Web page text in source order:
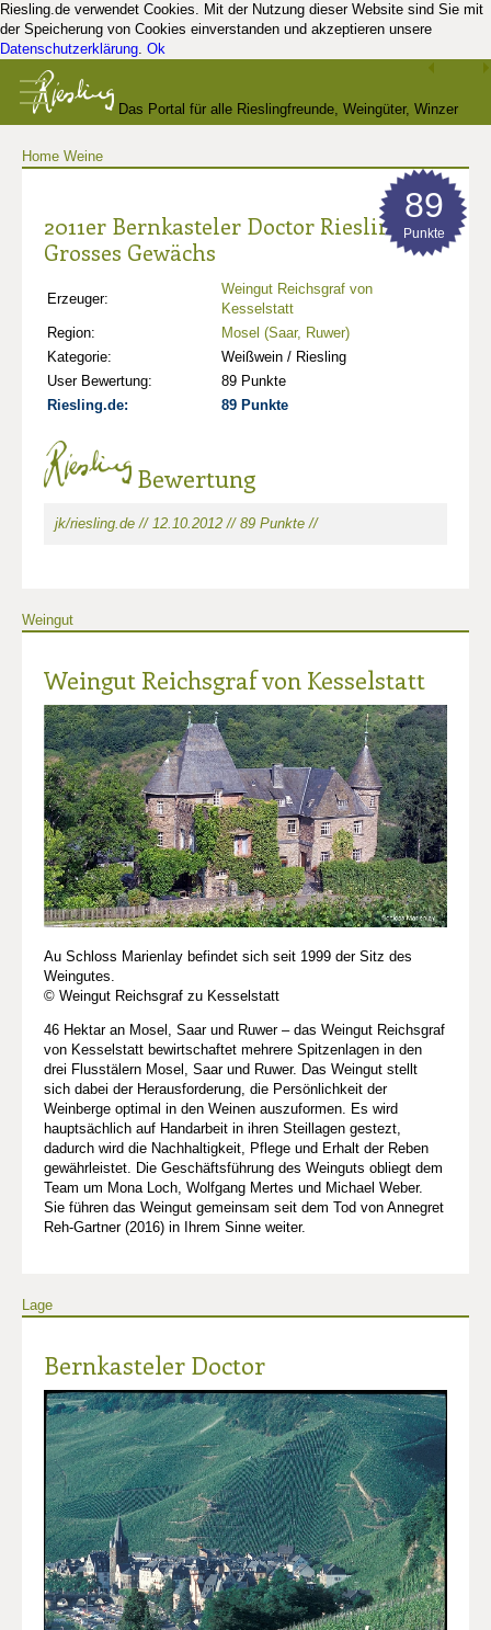
Riesling.de verwendet Cookies. Mit der Nutzung dieser Website sind Sie mit
der Speicherung von Cookies einverstanden und akzeptieren unsere
Datenschutzerklärung. Ok
Das Portal für alle Rieslingfreunde, Weingüter, Winzer
Home Weine
2011er Bernkasteler Doctor Riesling
Grosses Gewächs
Erzeuger:
Weingut Reichsgraf von
Kesselstatt
Region:
Mosel (Saar, Ruwer)
Kategorie:
Weißwein / Riesling
User Bewertung:
89 Punkte
Riesling.de:
89 Punkte
89
Punkte
Bewertung
jk/riesling.de // 12.10.2012 // 89 Punkte //
Weingut
Weingut Reichsgraf von Kesselstatt
Au Schloss Marienlay befindet sich seit 1999 der Sitz des
Weingutes.
© Weingut Reichsgraf zu Kesselstatt
46 Hektar an Mosel, Saar und Ruwer – das Weingut Reichsgraf
von Kesselstatt bewirtschaftet mehrere Spitzenlagen in den
drei Flusstälern Mosel, Saar und Ruwer. Das Weingut stellt
sich dabei der Herausforderung, die Persönlichkeit der
Weinberge optimal in den Weinen auszuformen. Es wird
hauptsächlich auf Handarbeit in ihren Steillagen gestezt,
dadurch wird die Nachhaltigkeit, Pflege und Erhalt der Reben
gewährleistet. Die Geschäftsführung des Weinguts obliegt dem
Team um Mona Loch, Wolfgang Mertes und Michael Weber.
Sie führen das Weingut gemeinsam seit dem Tod von Annegret
Reh-Gartner (2016) in Ihrem Sinne weiter.
Lage
Bernkasteler Doctor